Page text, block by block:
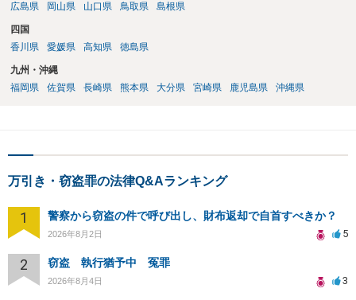
広島県
岡山県 山口県 鳥取県 島根県
四国
香川県
愛媛県 高知県 徳島県
九州・沖縄
福岡県
佐賀県 長崎県 熊本県 大分県 宮崎県 鹿児島県 沖縄県
万引き・窃盗罪の法律Q&Aランキング
1 警察から窃盗の件で呼び出し、財布返却で自首すべきか？
2026年8月2日 5
2 窃盗 執行猶予中 冤罪
2026年8月4日 3